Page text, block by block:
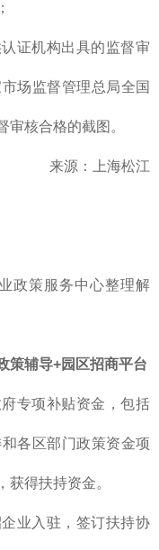
证机构出具的监督审
场监督管理总局全国
核合格的截图。
来源：上海松江
政策服务中心整理解
策辅导+园区招商平台
专项补贴资金，包括
各区部门政策资金项
获得扶持资金。
企业入驻，签订扶持协